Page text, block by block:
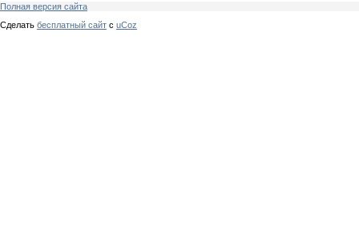
Полная версия сайта
Сделать бесплатный сайт с uCoz